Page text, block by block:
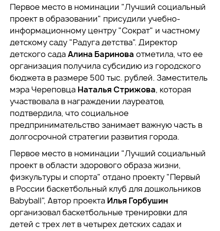
Первое место в номинации "Лучший социальный
проект в образовании" присудили учебно-
информационному центру "Сократ" и частному
детскому саду "Радуга детства". Директор
детского садаАлина Баринова отметила, что ее
организация получила субсидию из городского
бюджета в размере 500 тыс. рублей. Заместитель
мэра Череповца Наталья Стрижова, которая
участвовала в награждении лауреатов,
подтвердила, что социальное
предпринимательство занимает важную часть в
долгосрочной стратегии развития города.
Первое место в номинации "Лучший социальный
проект в области здорового образа жизни,
физкультуры и спорта" отдано проекту "Первый
в России баскетбольный клуб для дошкольников
Babyball", Автор проекта Илья Горбушин
организовал баскетбольные тренировки для
детей с трех лет в четырех детских садах и